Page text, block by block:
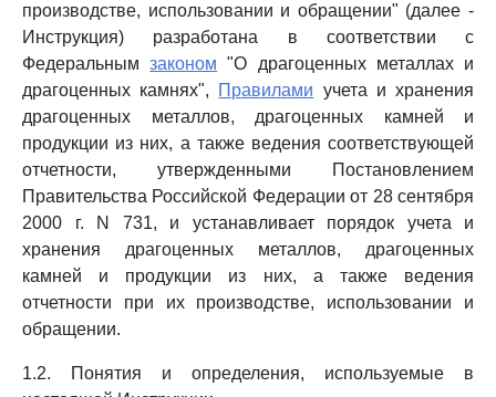
производстве, использовании и обращении" (далее -
Инструкция) разработана в соответствии с
Федеральнымзаконом "О драгоценных металлах и
драгоценных камнях", Правилами учета и хранения
драгоценных металлов, драгоценных камней и
продукции из них, а также ведения соответствующей
отчетности, утвержденными Постановлением
Правительства Российской Федерации от 28 сентября
2000 г. N 731, и устанавливает порядок учета и
хранения драгоценных металлов, драгоценных
камней и продукции из них, а также ведения
отчетности при их производстве, использовании и
обращении.
1.2. Понятия и определения, используемые в